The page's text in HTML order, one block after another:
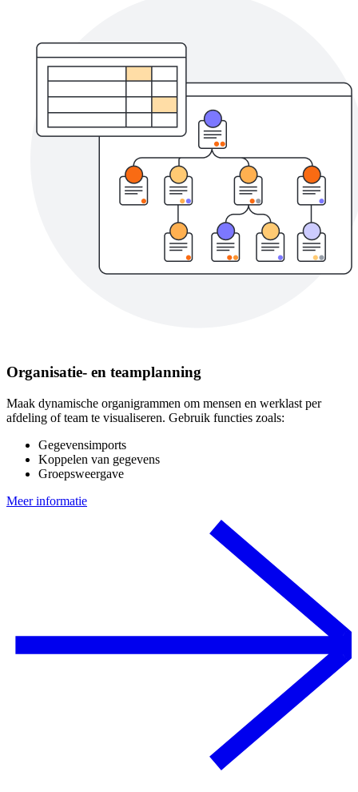
Organisatie- en teamplanning
Maak dynamische organigrammen om mensen en werklast per
afdeling of team te visualiseren. Gebruik functies zoals:
Gegevensimports
Koppelen van gegevens
Groepsweergave
Meer informatie